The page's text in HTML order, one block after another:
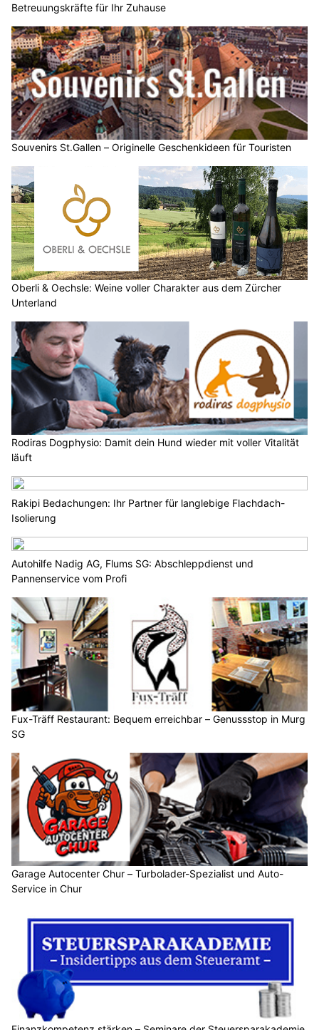
Betreuungskräfte für Ihr Zuhause
Souvenirs St.Gallen – Originelle Geschenkideen für Touristen
Oberli & Oechsle: Weine voller Charakter aus dem Zürcher
Unterland
Rodiras Dogphysio: Damit dein Hund wieder mit voller Vitalität
läuft
Rakipi Bedachungen: Ihr Partner für langlebige Flachdach-
Isolierung
Autohilfe Nadig AG, Flums SG: Abschleppdienst und
Pannenservice vom Profi
Fux-Träff Restaurant: Bequem erreichbar – Genussstop in Murg
SG
Garage Autocenter Chur – Turbolader-Spezialist und Auto-
Service in Chur